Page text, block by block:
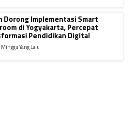
Dorong Implementasi Smart
di Yogyakarta, Percepat
Pendidikan Digital
Yang Lalu